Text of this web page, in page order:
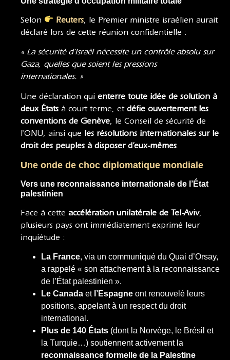
Selon Reuters, le Premier ministre israélien aurait
déclaré lors de cette réunion confidentielle :
« La sécurité d’Israël nécessite un contrôle absolu sur
Gaza, quelles que soient les pressions
internationales. »
Une déclaration qui enterre toute idée de solution à
deux États à court terme, et défie ouvertement les
conventions de Genève , le Conseil de sécurité de
l’ONU, ainsi que les résolutions internationales sur le
droit des peuples à disposer d’eux-mêmes
Une onde de choc diplomatique mondiale
Vers une reconnaissance internationale de l’État
palestinien
Face à cette accélération unilatérale de Tel-Aviv,
plusieurs pays ont immédiatement exprimé leur
inquiétude :
La France, via un communiqué du Quai d’Orsay,
a rappelé « son attachement à la reconnaissance
de l’État palestinien ».
Le Canada et l’Espagne ont renouvelé leurs
positions, appelant à un respect du droit
international.
Plus de 140 États (dont la Norvège, le Brésil et
la Turquie…) soutiennent activement la
reconnaissance formelle de la Palestine